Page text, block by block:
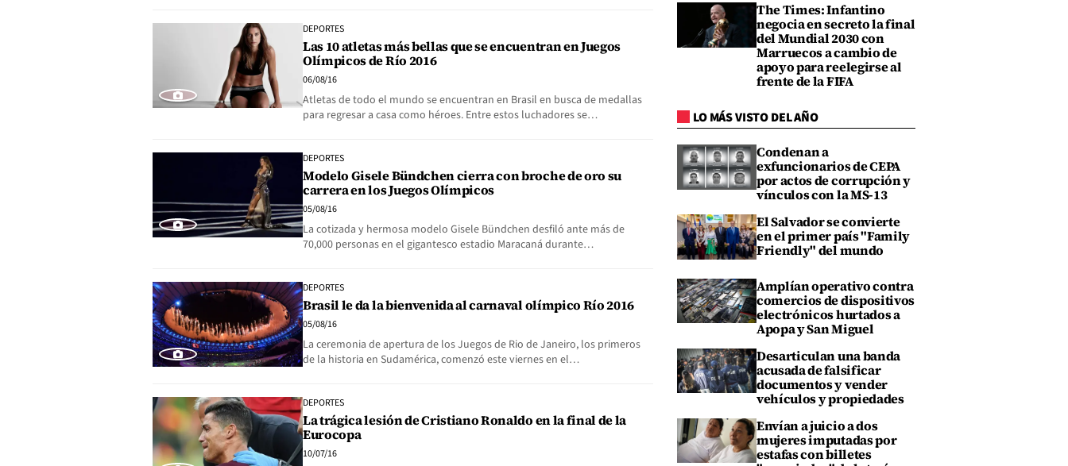
DEPORTES
Las 10 atletas más bellas que se encuentran en Juegos
Olímpicos de Río 2016
06/08/16
Atletas de todo el mundo se encuentran en Brasil en busca de medallas
para regresar a casa como héroes. Entre estos luchadores se…
DEPORTES
Modelo Gisele Bündchen cierra con broche de oro su
carrera en los Juegos Olímpicos
05/08/16
La cotizada y hermosa modelo Gisele Bündchen desfiló ante más de
70,000 personas en el gigantesco estadio Maracaná durante…
DEPORTES
Brasil le da la bienvenida al carnaval olímpico Río 2016
05/08/16
La ceremonia de apertura de los Juegos de Rio de Janeiro, los primeros
de la historia en Sudamérica, comenzó este viernes en el…
DEPORTES
La trágica lesión de Cristiano Ronaldo en la final de la
Eurocopa
10/07/16
The Times: Infantino
negocia en secreto la final
del Mundial 2030 con
Marruecos a cambio de
apoyo para reelegirse al
frente de la FIFA
LO MÁS VISTO DEL AÑO
Condenan a
exfuncionarios de CEPA
por actos de corrupción y
vínculos con la MS-13
El Salvador se convierte
en el primer país "Family
Friendly" del mundo
Amplían operativo contra
comercios de dispositivos
electrónicos hurtados a
Apopa y San Miguel
Desarticulan una banda
acusada de falsificar
documentos y vender
vehículos y propiedades
Envían a juicio a dos
mujeres imputadas por
estafas con billetes